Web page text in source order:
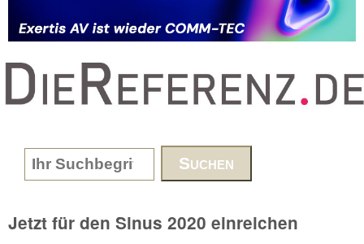
www.DieReferenz.de
Search form
Jetzt für den Sinus 2020 einreichen